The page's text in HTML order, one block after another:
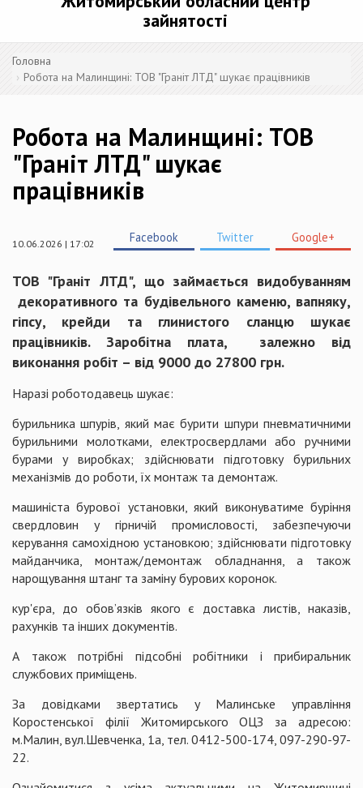
зайнятості
Головна
Робота на Малинщині: ТОВ "Граніт ЛТД" шукає працівників
Робота на Малинщині: ТОВ
"Граніт ЛТД" шукає
працівників
10.06.2026 | 17:02 Facebook Twitter Google+
ТОВ "Граніт ЛТД", що займається видобуванням
декоративного та будівельного каменю, вапняку,
гіпсу, крейди та глинистого сланцю шукає
працівників. Заробітна плата, залежно від
виконання робіт – від 9000 до 27800 грн.
Наразі роботодавець шукає:
бурильника шпурів, який має бурити шпури пневматичними
бурильними молотками, електросвердлами або ручними
бурами у виробках; здійснювати підготовку бурильних
механізмів до роботи, їх монтаж та демонтаж.
машиніста бурової установки, який виконуватиме буріння
свердловин у гірничій промисловості, забезпечуючи
керування самохідною установкою; здійснювати підготовку
майданчика, монтаж/демонтаж обладнання, а також
нарощування штанг та заміну бурових коронок.
кур'єра, до обов’язків якого є доставка листів, наказів,
рахунків та інших документів.
А також потрібні підсобні робітники і прибиральник
службових приміщень.
За довідками звертатись у Малинське управління
Коростенської філії Житомирського ОЦЗ за адресою:
м.Малин, вул.Шевченка, 1а, тел. 0412-500-174, 097-290-97-
22.